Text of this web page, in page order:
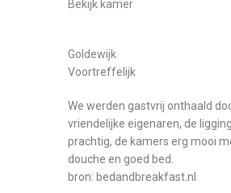
Bekijk kamer
Goldewijk
Voortreffelijk
We werden gastvrij onthaald
vriendelijke eigenaren, de
prachtig, de kamers erg mooi
douche en goed bed.
bron: bedandbreakfast.nl